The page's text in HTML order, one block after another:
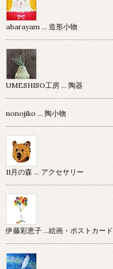
abarayam … 造形小物
UMESHISO工房 … 陶器
nonojiko ... 陶小物
11月の森 … アクセサリー
伊藤彩恵子 …絵画・ポストカード